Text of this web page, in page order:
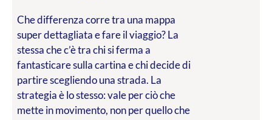
Che differenza corre tra una mappa
super dettagliata e fare il viaggio? La
stessa che c’è tra chi si ferma a
fantasticare sulla cartina e chi decide di
partire scegliendo una strada. La
strategia è lo stesso: vale per ciò che
mette in movimento, non per quello che